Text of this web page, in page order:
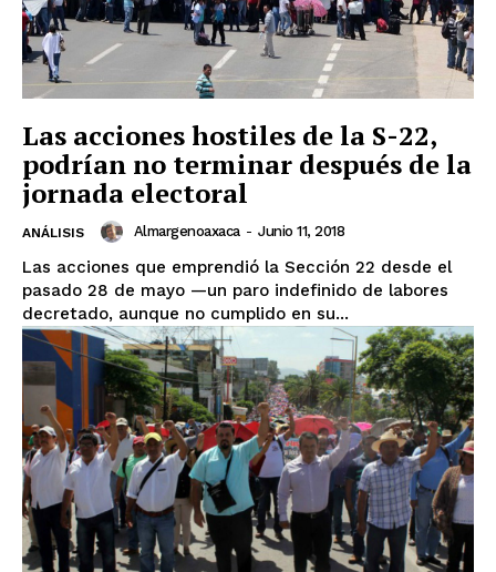
Las acciones hostiles de la S-22,
podrían no terminar después de la
jornada electoral
ANÁLISIS Almargenoaxaca - Junio 11, 2018
Las acciones que emprendió la Sección 22 desde el
pasado 28 de mayo —un paro indefinido de labores
decretado, aunque no cumplido en su...